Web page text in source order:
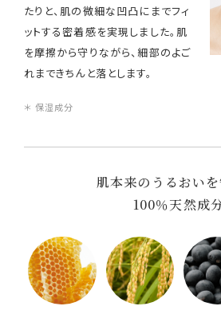
たりと、肌の微細な凹凸にまでフィ
ットする密着感を実現しました。肌
を摩擦から守りながら、細部のよご
れまできちんと落とします。
＊ 保湿成分
肌本来のうるおいを
100％天然成